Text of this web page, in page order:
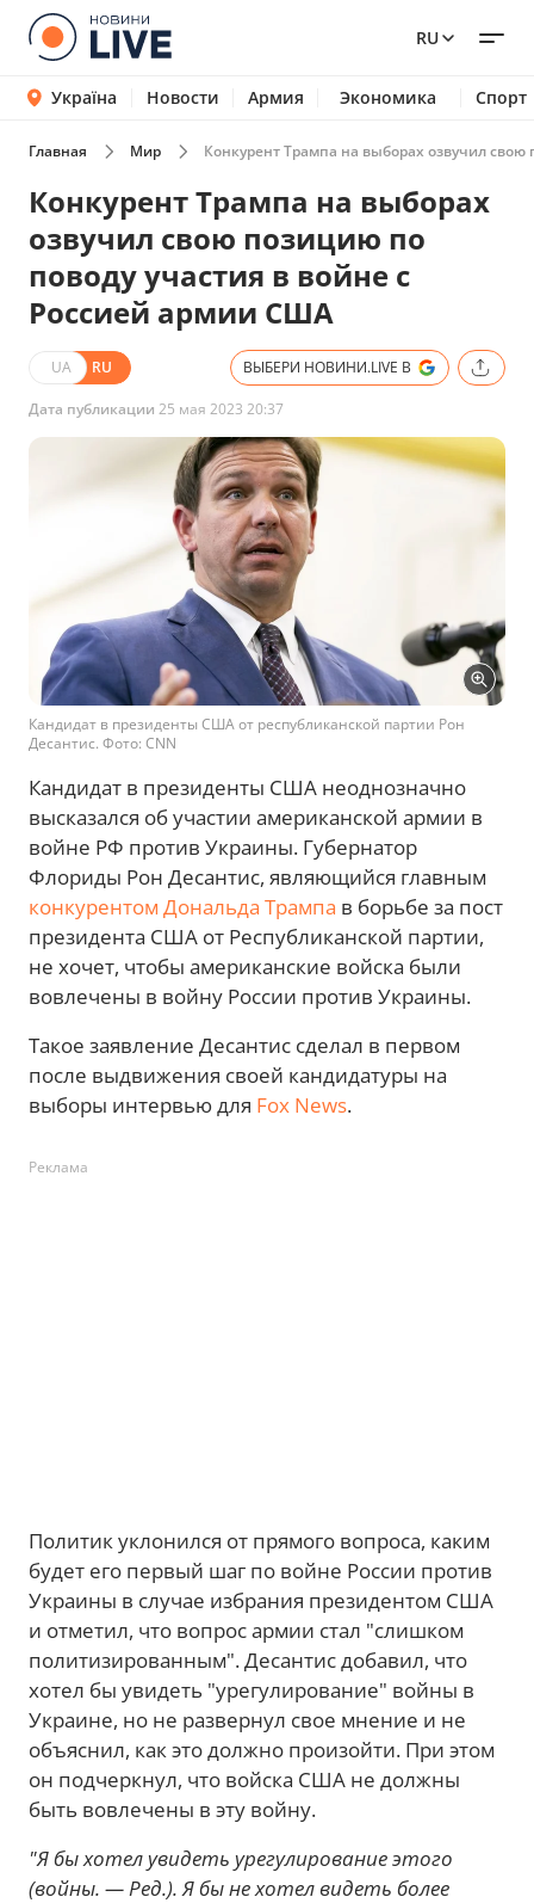
RU
Україна Новости Армия Экономика Спорт
Главная Мир Конкурент Трампа на выборах озвучил
Конкурент Трампа на выборах
озвучил свою позицию по
поводу участия в войне с
Россией армии США
UA RU ВЫБЕРИ НОВИНИ.LIVE В
Дата публикации 25 мая 2023 20:37
Кандидат в президенты США от республиканской партии Рон
Десантис. Фото: CNN
Кандидат в президенты США неоднозначно
высказался об участии американской армии в
войне РФ против Украины. Губернатор
Флориды Рон Десантис, являющийся главным
конкурентом Дональда Трампа в борьбе за пост
президента США от Республиканской партии,
не хочет, чтобы американские войска были
вовлечены в войну России против Украины.
Такое заявление Десантис сделал в первом
после выдвижения своей кандидатуры на
выборы интервью для Fox News.
Реклама
Политик уклонился от прямого вопроса, каким
будет его первый шаг по войне России против
Украины в случае избрания президентом США
и отметил, что вопрос армии стал "слишком
политизированным". Десантис добавил, что
хотел бы увидеть "урегулирование" войны в
Украине, но не развернул свое мнение и не
объяснил, как это должно произойти. При этом
он подчеркнул, что войска США не должны
быть вовлечены в эту войну.
"Я бы хотел увидеть урегулирование этого
(войны. — Ред.). Я бы не хотел видеть более